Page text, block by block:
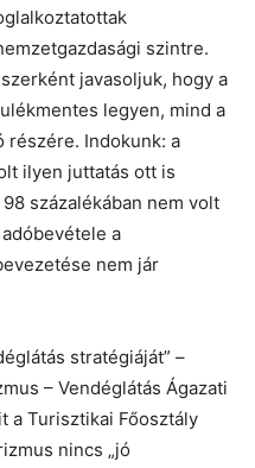
szintre.
javasoljuk, hogy a
legyen, mind a
részére. Indokunk: a
ilyen juttatás ott is
százalékában nem volt
a
nem jár
stratégiáját” –
– Vendéglátás Ágazati
a Turisztikai Főosztály
nincs „jó